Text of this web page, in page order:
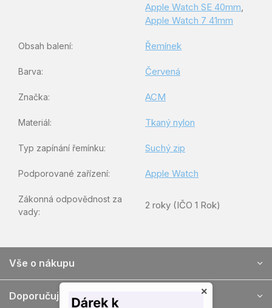
Apple Watch SE 40mm
Apple Watch 7 41mm
Obsah balení: Řemínek
Barva: Červená
Značka: ACM
Materiál: Tkaný nylon
Typ zapínání řemínku: Suchý zip
Podporované zařízení: Apple Watch
Zákonná odpovědnost za
vady:
2 roky (IČO 1 Rok)
p
Vše o nákupu
Doporučujeme ×